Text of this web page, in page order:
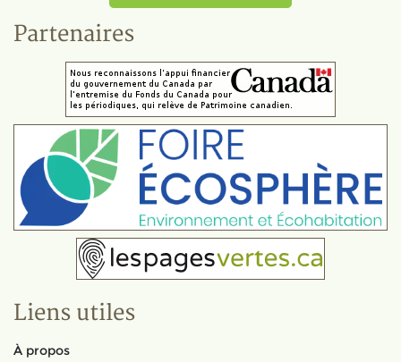
Partenaires
Liens utiles
À propos